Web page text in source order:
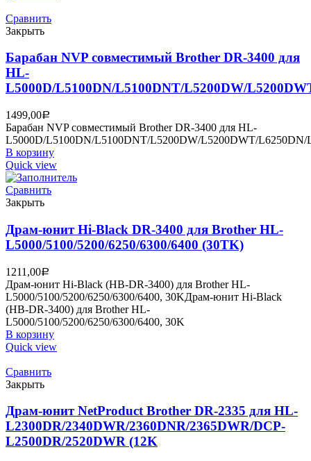
Сравнить
Закрыть
Барабан NVP совместимый Brother DR-3400 для
HL-
L5000D/L5100DN/L5100DNT/L5200DW/
1499,00Р
Барабан NVP совместимый Brother DR-3400 для HL-
L5000D/L5100DN/L5100DNT/L5200DW/L5200DWT/L6250DN/
В корзину
Quick view
Сравнить
Закрыть
Драм-юнит Hi-Black DR-3400 для Brother HL-
L5000/5100/5200/6250/6300/6400 (30TK)
1211,00Р
Драм-юнит Hi-Black (HB-DR-3400) для Brother HL-
L5000/5100/5200/6250/6300/6400, 30KДрам-юнит Hi-Black
(HB-DR-3400) для Brother HL-
L5000/5100/5200/6250/6300/6400, 30K
В корзину
Quick view
Сравнить
Закрыть
Драм-юнит NetProduct Brother DR-2335 для HL-
L2300DR/2340DWR/2360DNR/2365DWR/DCP-
L2500DR/2520DWR (12K